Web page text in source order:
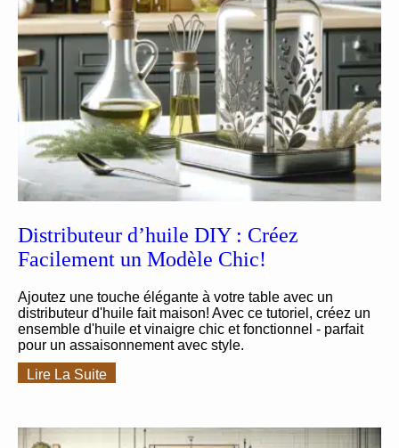
Distributeur d’huile DIY : Créez
Facilement un Modèle Chic!
Ajoutez une touche élégante à votre table avec un
distributeur d'huile fait maison! Avec ce tutoriel, créez un
ensemble d'huile et vinaigre chic et fonctionnel - parfait
pour un assaisonnement avec style.
Lire La Suite